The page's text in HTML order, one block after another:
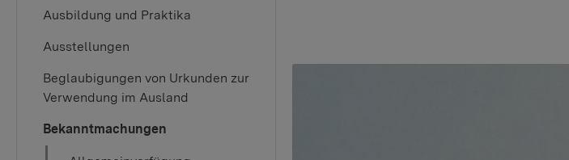
Ausbildung und Praktika
Ausstellungen
Beglaubigungen von Urkunden zur
Verwendung im Ausland
Bekanntmachungen